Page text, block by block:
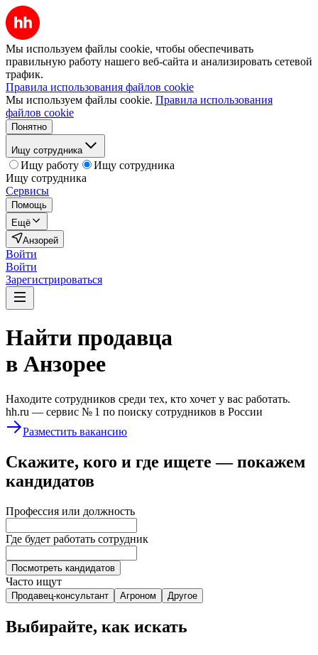
Мы используем файлы cookie, чтобы обеспечивать
правильную работу нашего веб-сайта и анализировать сетевой
трафик.
Правила использования файлов cookie
Мы используем файлы cookie. Правила использования
файлов cookie
Понятно
Ищу сотрудника
Ищу работу
Ищу сотрудника
Ищу сотрудника
Сервисы
Помощь
Ещё
Анзорей
Войти
Войти
Зарегистрироваться
Найти продавца
в Анзорее
Находите сотрудников среди тех, кто хочет у вас работать.
hh.ru — сервис № 1 по поиску сотрудников в России
Разместить вакансию
Скажите, кого и где ищете — покажем
кандидатов
Профессия или должность
Где будет работать сотрудник
Посмотреть кандидатов
Часто ищут
Продавец-консультант Агроном Другое
Выбирайте, как искать